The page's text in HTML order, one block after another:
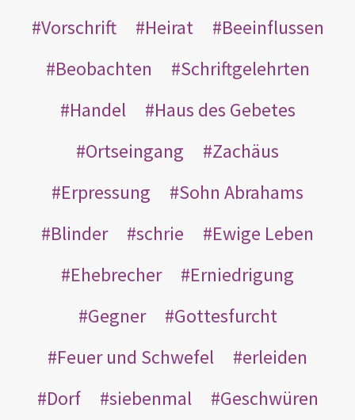
Vorschrift
Heirat
Beeinflussen
Beobachten
Schriftgelehrten
Handel
Haus des Gebetes
Ortseingang
Zachäus
Erpressung
Sohn Abrahams
Blinder
schrie
Ewige Leben
Ehebrecher
Erniedrigung
Gegner
Gottesfurcht
Feuer und Schwefel
erleiden
Dorf
siebenmal
Geschwüren